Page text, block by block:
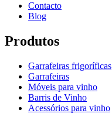
Contacto
Blog
Produtos
Garrafeiras frigoríficas
Garrafeiras
Móveis para vinho
Barris de Vinho
Acessórios para vinho